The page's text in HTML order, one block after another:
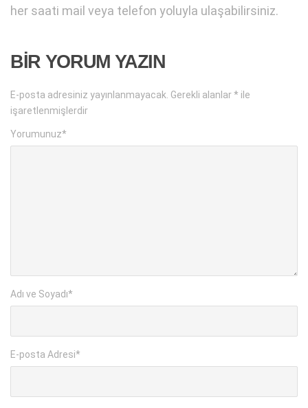
her saati mail veya telefon yoluyla ulaşabilirsiniz.
BIR YORUM YAZIN
E-posta adresiniz yayınlanmayacak. Gerekli alanlar* ile
işaretlenmişlerdir
Yorumunuz*
Adı ve Soyadı*
E-posta Adresi*